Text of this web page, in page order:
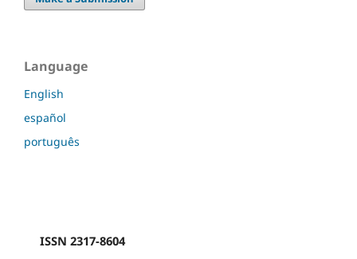
Language
English
español
português
ISSN 2317-8604